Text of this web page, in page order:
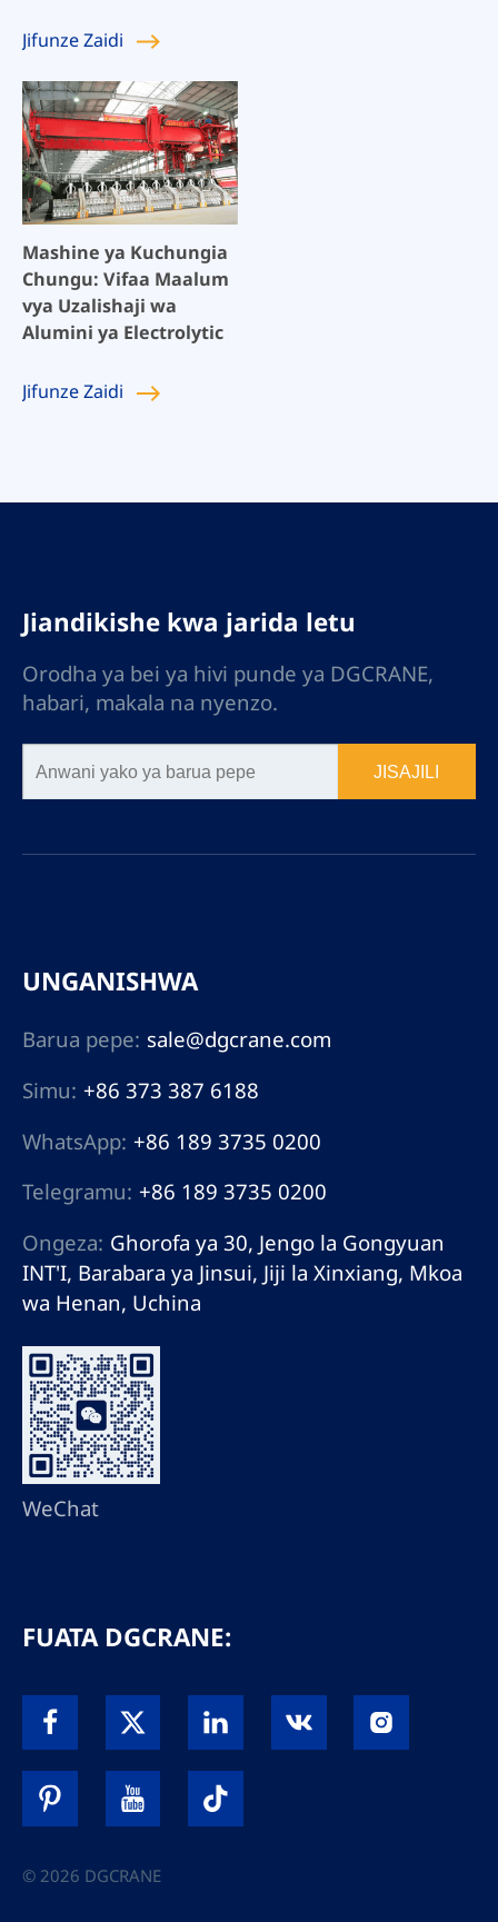
JifunzeZaidi
Mashine ya Kuchungia
Chungu: Vifaa Maalum
vya Uzalishaji wa
Alumini ya Electrolytic
JifunzeZaidi
Jiandikishe kwa jarida letu
Orodha ya bei ya hivi punde ya DGCRANE,
habari, makala na nyenzo.
JISAJILI
UNGANISHWA
Barua pepe: sale@dgcrane.com
Simu: +86 373 387 6188
WhatsApp: +86 189 3735 0200
Telegramu: +86 189 3735 0200
Ongeza: Ghorofa ya 30, Jengo la Gongyuan
INT'I, Barabara ya Jinsui, Jiji la Xinxiang, Mkoa
wa Henan, Uchina
WeChat
FUATA DGCRANE:
© 2026 DGCRANE